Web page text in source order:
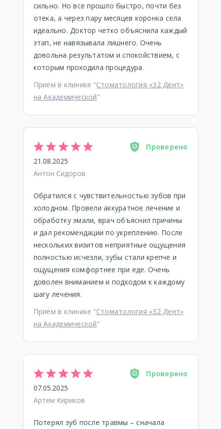
сильно. Но все прошло быстро, почти без
отека, а через пару месяцев коронка села
идеально. Доктор четко объяснила каждый
этап, не навязывала лишнего. Очень
довольна результатом и спокойствием, с
которым проходила процедура.
Приём в клинике “Стоматология «32 Дент»
на Академической”
Проверено
21.08.2025
Антон Сидоров
Обратился с чувствительностью зубов при
холодном. Провели аккуратное лечение и
обработку эмали, врач объяснил причины
и дал рекомендации по укреплению. После
нескольких визитов неприятные ощущения
полностью исчезли, зубы стали крепче и
ощущения комфортнее при еде. Очень
доволен вниманием и подходом к каждому
шагу лечения.
Приём в клинике “Стоматология «32 Дент»
на Академической”
Проверено
07.05.2025
Артем Кириков
Потерял зуб после травмы – сначала